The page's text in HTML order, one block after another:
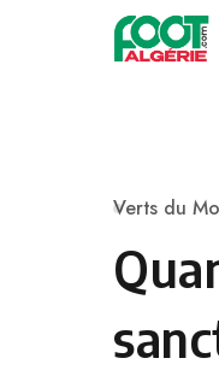
Skip to content
Category
Verts du